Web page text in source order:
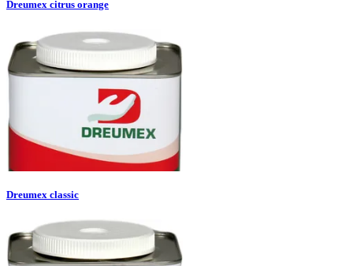
Dreumex citrus orange
Dreumex classic